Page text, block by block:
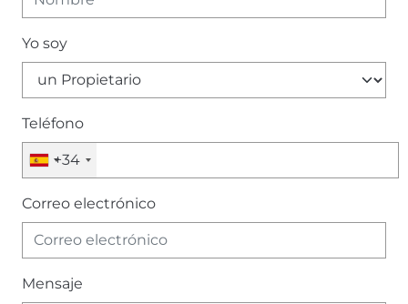
Yo soy
Teléfono
+34
Correo electrónico
Mensaje